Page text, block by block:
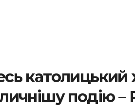
подію –